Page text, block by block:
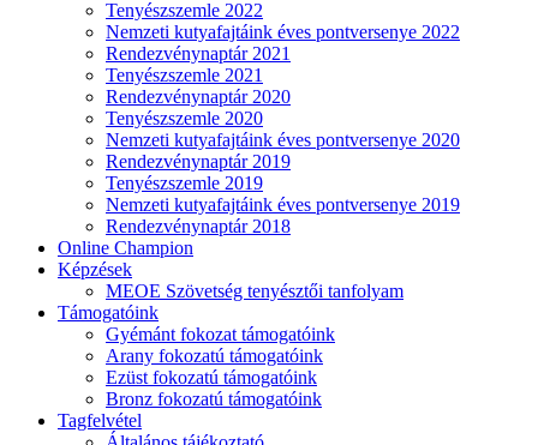
Tenyészszemle 2022
Nemzeti kutyafajtáink éves pontversenye 2022
Rendezvénynaptár 2021
Tenyészszemle 2021
Rendezvénynaptár 2020
Tenyészszemle 2020
Nemzeti kutyafajtáink éves pontversenye 2020
Rendezvénynaptár 2019
Tenyészszemle 2019
Nemzeti kutyafajtáink éves pontversenye 2019
Rendezvénynaptár 2018
Online Champion
Képzések
MEOE Szövetség tenyésztői tanfolyam
Támogatóink
Gyémánt fokozat támogatóink
Arany fokozatú támogatóink
Ezüst fokozatú támogatóink
Bronz fokozatú támogatóink
Tagfelvétel